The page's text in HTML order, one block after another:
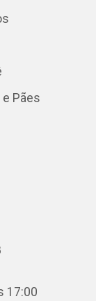
Pães
17:00